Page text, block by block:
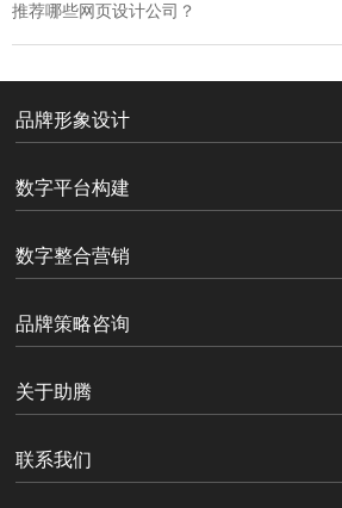
推荐哪些网页设计公司？
品牌形象设计
数字平台构建
数字整合营销
品牌策略咨询
关于助腾
联系我们